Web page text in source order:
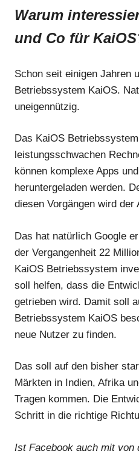
Warum
und Co für
Schon seit einigen Jahren
Betriebssystem KaiOS.
uneigennützig.
Das KaiOS
leistungsschwachen
können komplexe Apps
heruntergeladen werden.
diesen Vorgängen wird
Das hat natürlich Google
der Vergangenheit 22
KaiOS Betriebssystem
soll helfen, dass die
getrieben wird. Damit soll
Betriebssystem KaiOS
neue Nutzer zu finden.
Das soll auf den bisher
Märkten in Indien, Afrika
Tragen kommen. Die
Schritt in die richtige
Ist Facebook auch mit von